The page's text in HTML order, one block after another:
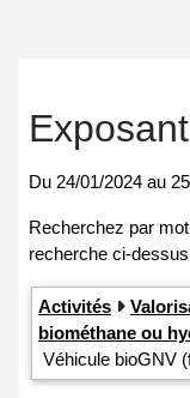
Du 24/01/2024 au
Activités
biométhane ou
Véhicule bioGNV